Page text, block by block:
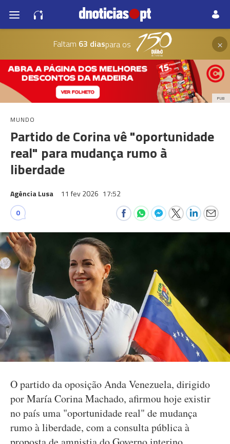
Faltam 63 diaspara os ×
PUB
MUNDO
Partido de Corina vê "oportunidade
real" para mudança rumo à
liberdade
Agência Lusa 11 fev 2026 17:52
0
O partido da oposição Anda Venezuela, dirigido
por María Corina Machado, afirmou hoje existir
no país uma "oportunidade real" de mudança
rumo à liberdade, com a consulta pública à